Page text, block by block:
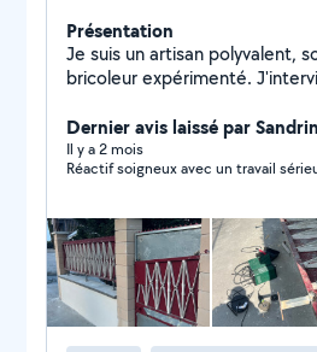
Présentation
Je suis un artisan polyvalent,
bricoleur expérimenté.
réparations, des créations ou
réalise aussi de nombreux
petites réparations,
montage de meubles (IKEA,
etc.) : dressings, lits,
J'interviens aussi sur
pour les portes, fenêtres,
mécanismes motorisés.
j'assure un travail propre,
Dernier avis laissé par
Il y a 2 mois
Réactif soigneux avec un travail